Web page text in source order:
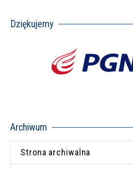
Dziękujemy
Archiwum
Strona archiwalna